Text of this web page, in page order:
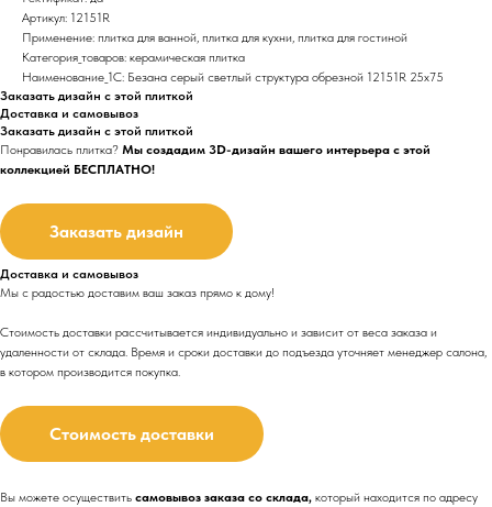
Артикул: 12151R
Применение: плитка для ванной, плитка для кухни, плитка для гостиной
Категория_товаров: керамическая плитка
Наименование_1С: Безана серый светлый структура обрезной 12151R 25х75
Заказать дизайн с этой плиткой
Доставка и самовывоз
Заказать дизайн с этой плиткой
Понравилась плитка? Мы создадим 3D-дизайн вашего интерьера с этой
коллекцией БЕСПЛАТНО!
Заказать дизайн
Доставка и самовывоз
Мы с радостью доставим ваш заказ прямо к дому!
Стоимость доставки рассчитывается индивидуально и зависит от веса заказа и
удаленности от склада. Время и сроки доставки до подъезда уточняет менеджер салона,
в котором производится покупка.
Стоимость доставки
Вы можете осуществить самовывоз заказа со склада, который находится по адресу